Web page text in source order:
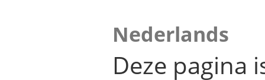
Nederlands
Deze pagina